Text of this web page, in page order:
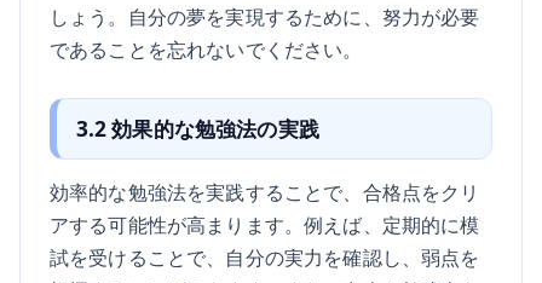
しょう。自分の夢を実現するために、努力が必要
であることを忘れないでください。
3.2 効果的な勉強法の実践
効率的な勉強法を実践することで、合格点をクリ
アする可能性が高まります。例えば、定期的に模
試を受けることで、自分の実力を確認し、弱点を